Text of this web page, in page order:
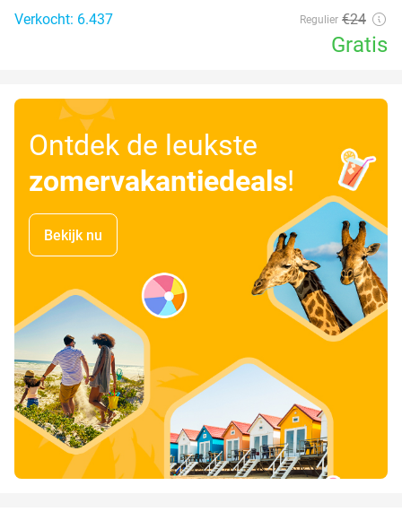
Verkocht: 6.437
Regulier €24
Gratis
Ontdek de leukste
zomervakantiedeals!
Bekijk nu